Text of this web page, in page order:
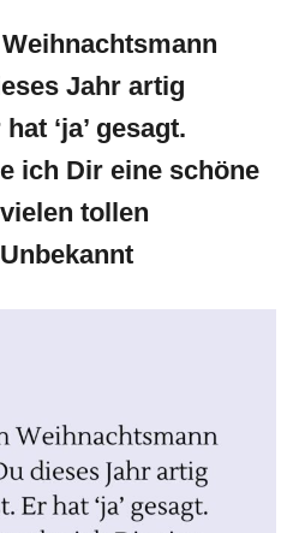
Jahr artig
‘ja’ gesagt.
ich Dir eine schöne
tollen